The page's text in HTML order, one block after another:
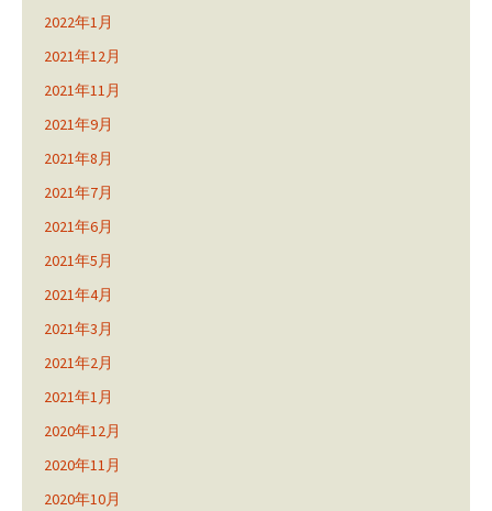
2022年1月
2021年12月
2021年11月
2021年9月
2021年8月
2021年7月
2021年6月
2021年5月
2021年4月
2021年3月
2021年2月
2021年1月
2020年12月
2020年11月
2020年10月